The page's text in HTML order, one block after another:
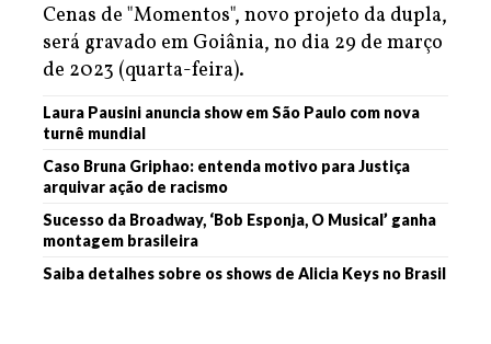
Cenas de "Momentos", novo projeto da dupla,
será gravado em Goiânia, no dia 29 de março
de 2023 (quarta-feira).
Laura Pausini anuncia show em São Paulo com nova
turnê mundial
Caso Bruna Griphao: entenda motivo para Justiça
arquivar ação de racismo
Sucesso da Broadway, ‘Bob Esponja, O Musical’ ganha
montagem brasileira
Saiba detalhes sobre os shows de Alicia Keys no Brasil